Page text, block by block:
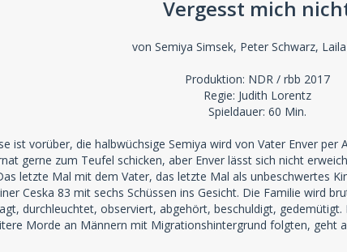
Vergesst mich
von Semiya Simsek, Peter Schwarz,
Produktion: NDR / rbb 2017
Regie: Judith Lorentz
Spieldauer: 60 Min.
ist vorüber, die halbwüchsige Semiya wird von Vater Enver
gerne zum Teufel schicken, aber Enver lässt sich nicht
letzte Mal mit dem Vater, das letzte Mal als unbeschwertes
Ceska 83 mit sechs Schüssen ins Gesicht. Die Familie wird
durchleuchtet, observiert, abgehört, beschuldigt,
Morde an Männern mit Migrationshintergrund folgten, geht